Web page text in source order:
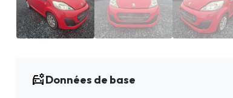
Données de base